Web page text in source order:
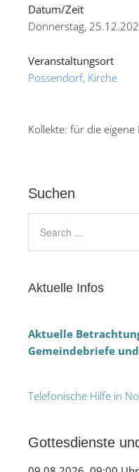
Datum/Zeit
Donnerstag,
Veranstaltungsort
Possendorf, Kirche
Kollekte: für die
Suchen
Aktuelle Infos
Aktuelle
Gemeindebriefe
Telefonische Hilfe in
Gottesdienste